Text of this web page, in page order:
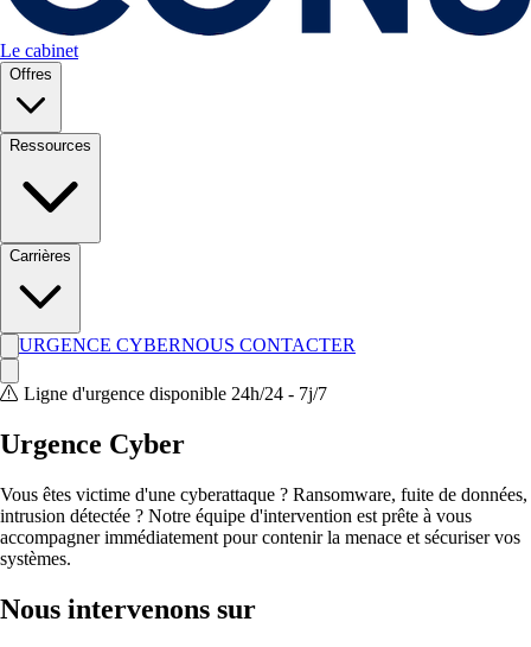
Le cabinet
Offres
Ressources
Carrières
URGENCE CYBERNOUS CONTACTER
Ligne d'urgence disponible 24h/24 - 7j/7
Urgence Cyber
Vous êtes victime d'une cyberattaque ? Ransomware, fuite de données,
intrusion détectée ? Notre équipe d'intervention est prête à vous
accompagner immédiatement pour contenir la menace et sécuriser vos
systèmes.
Nous intervenons sur